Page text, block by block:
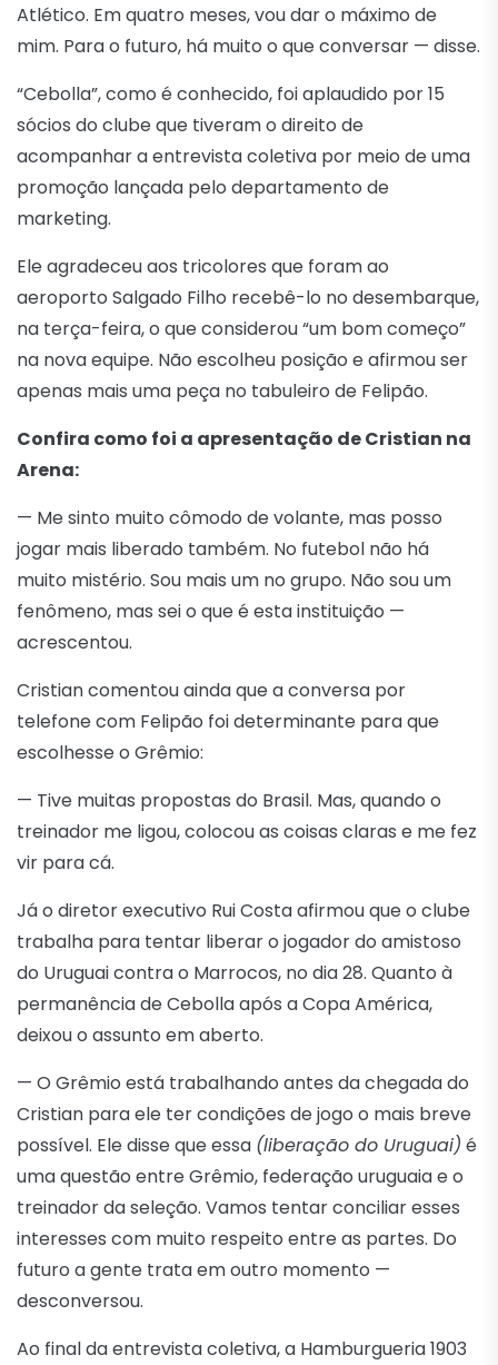
Atlético. Em quatro meses, vou dar o máximo de
mim. Para o futuro, há muito o que conversar — disse.
“Cebolla”, como é conhecido, foi aplaudido por 15
sócios do clube que tiveram o direito de
acompanhar a entrevista coletiva por meio de uma
promoção lançada pelo departamento de
marketing.
Ele agradeceu aos tricolores que foram ao
aeroporto Salgado Filho recebê-lo no desembarque,
na terça-feira, o que considerou “um bom começo”
na nova equipe. Não escolheu posição e afirmou ser
apenas mais uma peça no tabuleiro de Felipão.
Confira como foi a apresentação de Cristian na
Arena:
— Me sinto muito cômodo de volante, mas posso
jogar mais liberado também. No futebol não há
muito mistério. Sou mais um no grupo. Não sou um
fenômeno, mas sei o que é esta instituição —
acrescentou.
Cristian comentou ainda que a conversa por
telefone com Felipão foi determinante para que
escolhesse o Grêmio:
— Tive muitas propostas do Brasil. Mas, quando o
treinador me ligou, colocou as coisas claras e me fez
vir para cá.
Já o diretor executivo Rui Costa afirmou que o clube
trabalha para tentar liberar o jogador do amistoso
do Uruguai contra o Marrocos, no dia 28. Quanto à
permanência de Cebolla após a Copa América,
deixou o assunto em aberto.
— O Grêmio está trabalhando antes da chegada do
Cristian para ele ter condições de jogo o mais breve
possível. Ele disse que essa (liberação do Uruguai) é
uma questão entre Grêmio, federação uruguaia e o
treinador da seleção. Vamos tentar conciliar esses
interesses com muito respeito entre as partes. Do
futuro a gente trata em outro momento —
desconversou.
Ao final da entrevista coletiva, a Hamburgueria 1903